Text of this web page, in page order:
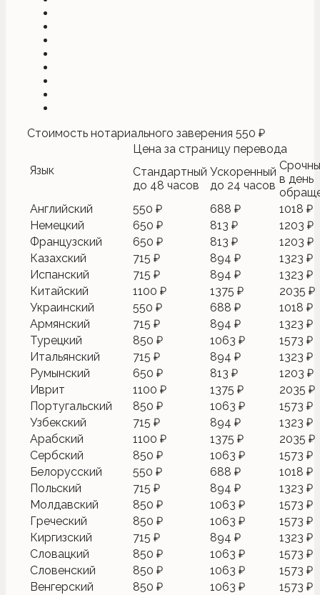
Стоимость нотариального заверения 550 ₽
Язык
Цена за страницу перевода
Стандартный
до 48 часов
Ускоренный
до 24 часов в день
Английский
550 ₽ 688 ₽
1018 ₽
Немецкий
650 ₽ 813 ₽
1203 ₽
Французский
650 ₽ 813 ₽
1203 ₽
Казахский
715 ₽ 894 ₽
1323 ₽
Испанский
715 ₽ 894 ₽
1323 ₽
Китайский
1100 ₽ 1375 ₽
2035 ₽
Украинский
550 ₽ 688 ₽
1018 ₽
Армянский
715 ₽ 894 ₽
1323 ₽
Турецкий
850 ₽ 1063 ₽
1573 ₽
Итальянский
715 ₽ 894 ₽
1323 ₽
Румынский
650 ₽ 813 ₽
1203 ₽
Иврит
1100 ₽ 1375 ₽
2035 ₽
Португальский
850 ₽ 1063 ₽
1573 ₽
Узбекский
715 ₽ 894 ₽
1323 ₽
Арабский
1100 ₽ 1375 ₽
2035 ₽
Сербский
850 ₽ 1063 ₽
1573 ₽
Белорусский
550 ₽ 688 ₽
1018 ₽
Польский
715 ₽ 894 ₽
1323 ₽
Молдавский
850 ₽ 1063 ₽
1573 ₽
Греческий
850 ₽ 1063 ₽
1573 ₽
Киргизский
715 ₽ 894 ₽
1323 ₽
Словацкий
850 ₽ 1063 ₽
1573 ₽
Словенский
850 ₽ 1063 ₽
1573 ₽
Венгерский
850 ₽ 1063 ₽
1573 ₽